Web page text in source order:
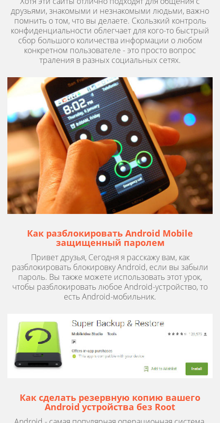
друзьями, знакомыми и незнакомыми людьми, важно
помнить о том, что вы делаете. Скользкий контроль
конфиденциальности облегчает для кого-то быстрый
сбор большого количества информации о любом
конкретном пользователе - это просто вопрос
траления в разных социальных сетях.
Как разблокировать Android Mobile
защищенный паролем
Привет друзья, Сегодня я расскажу вам, как
разблокировать блокировку Android, если вы забыли
пароль. Вы также можете использовать этот урок,
чтобы разблокировать любое Android-устройство, то
есть Android-мобильник.
Как сделать резервную копию вашего
Android устройства без Root